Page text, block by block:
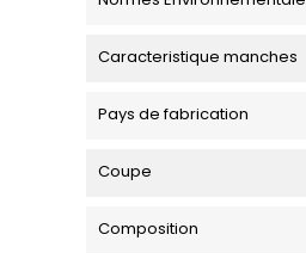
Caracteristique manches
Pays de fabrication
Coupe
Composition